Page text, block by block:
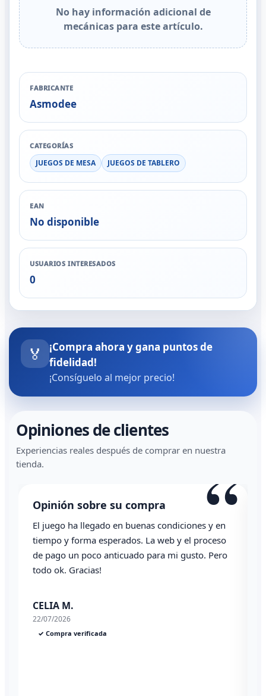
No hay información adicional de
mecánicas para este artículo.
FABRICANTE
Asmodee
CATEGORÍAS
JUEGOS DE MESA JUEGOS DE TABLERO
EAN
No disponible
USUARIOS INTERESADOS
0
🏅
¡Compra ahora y gana puntos de
fidelidad!
¡Consíguelo al mejor precio!
Opiniones de clientes
Experiencias reales después de comprar en nuestra
tienda.
“
Opinión sobre su compra
El juego ha llegado en buenas condiciones y en
tiempo y forma esperados. La web y el proceso
de pago un poco anticuado para mi gusto. Pero
todo ok. Gracias!
CELIA M.
22/07/2026
✓ Compra verificada